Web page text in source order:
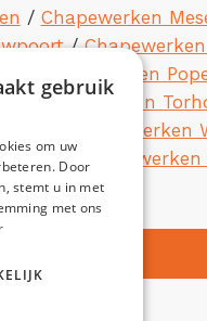
/ Chapewerken
/
Chapewerken
/Chapewerken
Chapewerken
/
gebruik
om uw
Door
stemt u in met
met ons